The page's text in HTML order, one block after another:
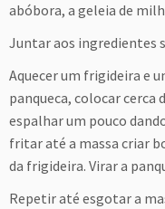
abóbora, a geleia de
Juntar aos ingredientes
Aquecer um frigideira e
panqueca, colocar cerca
espalhar um pouco
fritar até a massa criar
da frigideira. Virar a
Repetir até esgotar a